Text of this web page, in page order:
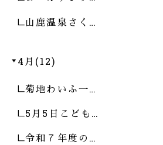
山鹿温泉さく…
4月(12)
菊地わいふ一…
5月5日こども…
令和７年度の…